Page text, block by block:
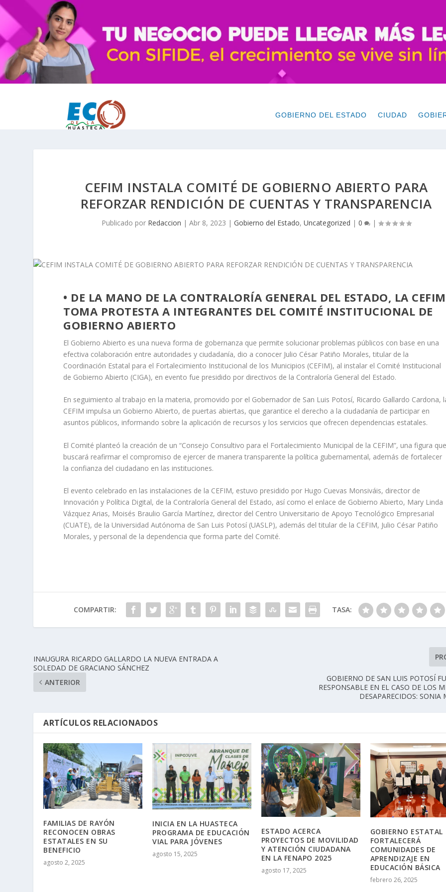
GOBIERNO DEL ESTADO CIUDAD
CEFIM INSTALA COMITÉ DE GOBIERNO ABIERTO PARA
REFORZAR RENDICIÓN DE CUENTAS Y TRANSPARENCIA
Publicado por Redaccion | Abr 8, 2023 | Gobierno del Estado, Uncategorized | 0 |
• DE LA MANO DE LA CONTRALORÍA GENERAL DEL ESTADO, LA CEFIM
TOMA PROTESTA A INTEGRANTES DEL COMITÉ INSTITUCIONAL DE
GOBIERNO ABIERTO
El Gobierno Abierto es una nueva forma de gobernanza que permite solucionar problemas públicos con base en una
efectiva colaboración entre autoridades y ciudadanía, dio a conocer Julio César Patiño Morales, titular de la
Coordinación Estatal para el Fortalecimiento Institucional de los Municipios (CEFIM), al instalar el Comité Institucional
de Gobierno Abierto (CIGA), en evento fue presidido por directivos de la Contraloría General del Estado.
En seguimiento al trabajo en la materia, promovido por el Gobernador de San Luis Potosí, Ricardo Gallardo Cardona,
CEFIM impulsa un Gobierno Abierto, de puertas abiertas, que garantice el derecho a la ciudadanía de participar en
asuntos públicos, informando sobre la aplicación de recursos y los servicios que ofrecen dependencias estatales.
El Comité planteó la creación de un “Consejo Consultivo para el Fortalecimiento Municipal de la CEFIM”, una figura
buscará reafirmar el compromiso de ejercer de manera transparente la política gubernamental, además de fortalecer
la confianza del ciudadano en las instituciones.
El evento celebrado en las instalaciones de la CEFIM, estuvo presidido por Hugo Cuevas Monsiváis, director de
Innovación y Política Digital, de la Contraloría General del Estado, así como el enlace de Gobierno Abierto, Mary Linda
Vázquez Arias, Moisés Braulio García Martínez, director del Centro Universitario de Apoyo Tecnológico Empresarial
(CUATE), de la Universidad Autónoma de San Luis Potosí (UASLP), además del titular de la CEFIM, Julio César Patiño
Morales, y personal de la dependencia que forma parte del Comité.
COMPARTIR: TASA:
INAUGURA RICARDO GALLARDO LA NUEVA ENTRADA A
SOLEDAD DE GRACIANO SÁNCHEZ
ANTERIOR
GOBIERNO DE SAN LUIS POTOSÍ
RESPONSABLE EN EL CASO DE LOS
DESAPARECIDOS: SONIA
ARTÍCULOS RELACIONADOS
FAMILIAS DE RAYÓN
RECONOCEN OBRAS
ESTATALES EN SU
BENEFICIO
agosto 2, 2025
INICIA EN LA HUASTECA
PROGRAMA DE EDUCACIÓN
VIAL PARA JÓVENES
agosto 15, 2025
ESTADO ACERCA
PROYECTOS DE MOVILIDAD
Y ATENCIÓN CIUDADANA
EN LA FENAPO 2025
agosto 17, 2025
GOBIERNO ESTATAL
FORTALECERÁ
COMUNIDADES DE
APRENDIZAJE EN
EDUCACIÓN BÁSICA
febrero 26, 2025